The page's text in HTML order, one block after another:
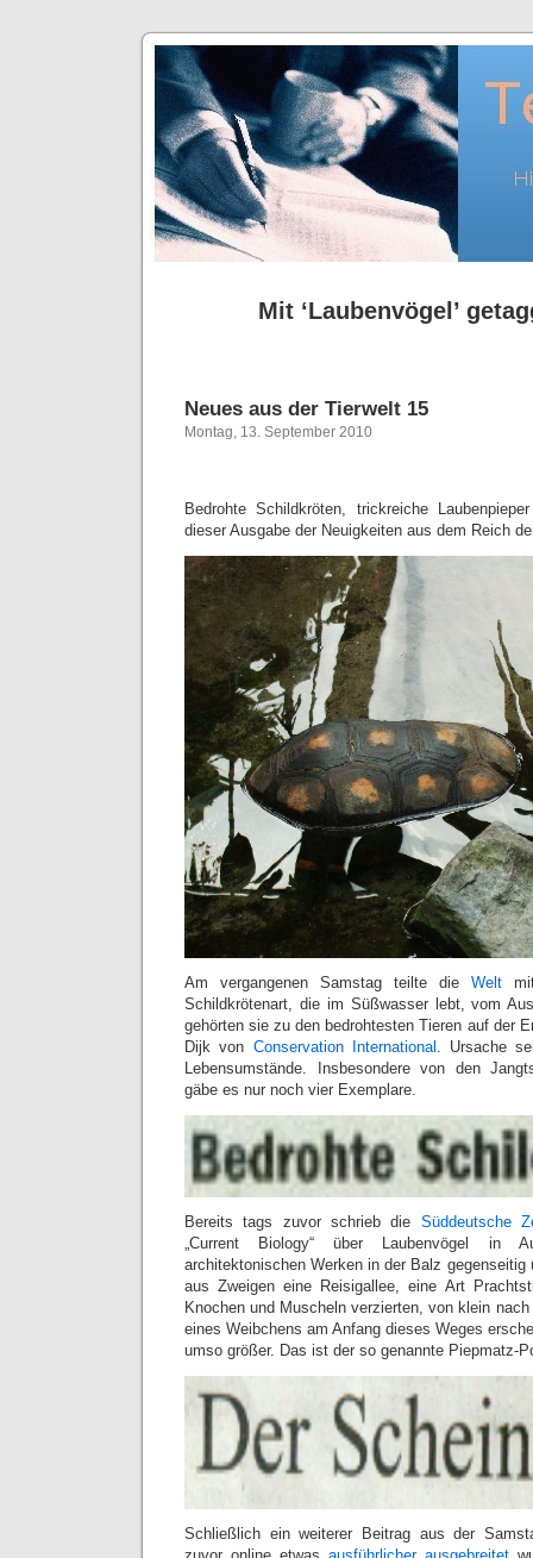
Mit ‘Laubenvögel’
Neues aus der Tierwelt 15
Montag, 13. September 2010
Bedrohte Schildkröten, trickreiche
dieser Ausgabe der Neuigkeiten aus dem Reich
Am vergangenen Samstag teilte die Welt
Schildkrötenart, die im Süßwasser lebt, vom
gehörten sie zu den bedrohtesten Tieren auf der
Dijk von Conservation International . Ursache
Lebensumstände. Insbesondere von den
gäbe es nur noch vier Exemplare.
Bereits tags zuvor schrieb die Süddeutsche
„Current Biology“ über Laubenvögel in
architektonischen Werken in der Balz gegenseitig
aus Zweigen eine Reisigallee, eine Art
Knochen und Muscheln verzierten, von klein
eines Weibchens am Anfang dieses Weges
umso größer. Das ist der so genannte Piepmatz-
Schließlich ein weiterer Beitrag aus der
zuvor online etwas ausführlicher ausgebreitet